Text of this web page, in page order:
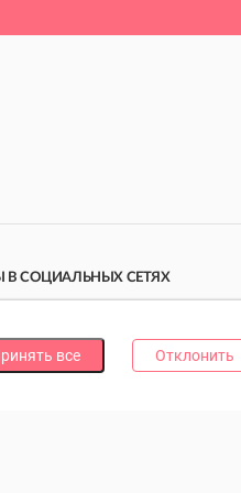
все Отклонить
В СОЦИАЛЬНЫХ СЕТЯХ
за каждую!